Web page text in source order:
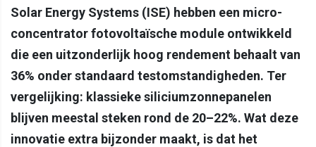
Solar Energy Systems (ISE) hebben een micro-
concentrator fotovoltaïsche module ontwikkeld
die een uitzonderlijk hoog rendement behaalt van
36% onder standaard testomstandigheden. Ter
vergelijking: klassieke siliciumzonnepanelen
blijven meestal steken rond de 20–22%. Wat deze
innovatie extra bijzonder maakt, is dat het